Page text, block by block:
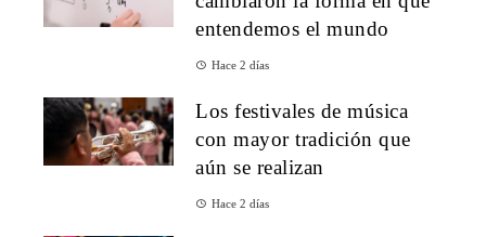
entendemos el mundo
Hace 2 días
Los festivales de música
con mayor tradición que
aún se realizan
Hace 2 días